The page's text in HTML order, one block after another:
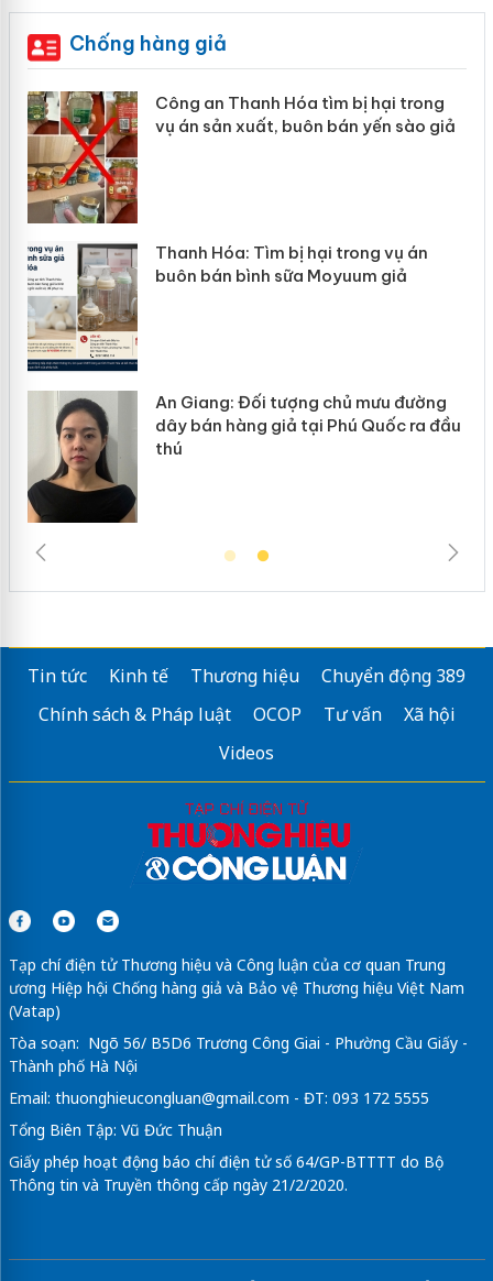
Chống hàng giả
an Thanh Hóa tìm bị hại trong
sản xuất, buôn bán yến sào giả
Hóa: Tìm bị hại trong vụ án
bán bình sữa Moyuum giả
Đối tượng chủ mưu đường
hàng giả tại Phú Quốc ra đầu
Lào Cai xử
mại trong
Hưng Yên:
hàng giả
Cà Mau:
ngàn sản
Tin tức Kinh tế Thương hiệu
Chuyển động 389
Chính sách & Pháp luật
OCOP Tư vấn
Xã hội
Videos
Tạp chí điện tử Thương hiệu và Công luận của cơ quan Trung
ương Hiệp hội Chống hàng giả và Bảo vệ Thương hiệu Việt Nam
(Vatap)
Tòa soạn: Ngõ 56/ B5D6 Trương Công Giai - Phường Cầu Giấy -
Thành phố Hà Nội
Email: thuonghieucongluan@gmail.com - ĐT: 093 172 5555
Tổng Biên Tập: Vũ Đức Thuận
Giấy phép hoạt động báo chí điện tử số 64/GP-BTTTT do Bộ
Thông tin và Truyền thông cấp ngày 21/2/2020.